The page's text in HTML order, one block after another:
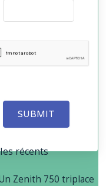
SUBMIT
récents
Zenith 750 triplace